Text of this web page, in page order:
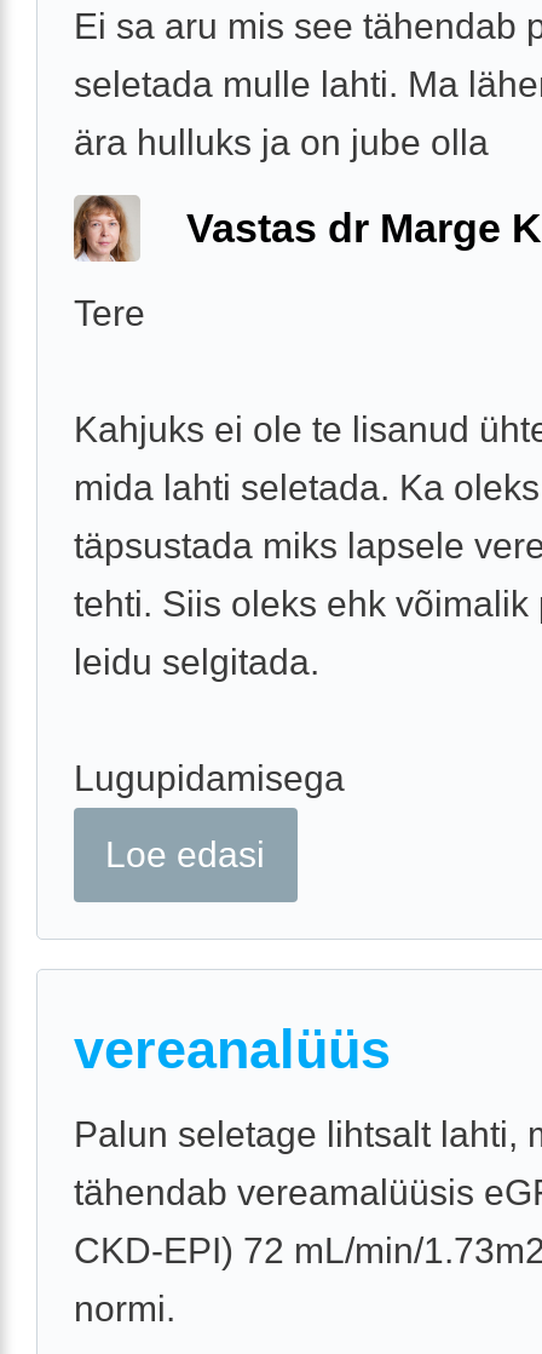
Ei sa aru mis see tähendab
seletada mulle lahti. Ma
ära hulluks ja on jube olla
Vastas dr Marge
Tere
Kahjuks ei ole te lisanud
mida lahti seletada. Ka
täpsustada miks lapsele
tehti. Siis oleks ehk võimalik
leidu selgitada.
Lugupidamisega
Loe edasi
vereanalüüs
Palun seletage lihtsalt lahti,
tähendab vereamalüüsis
CKD-EPI) 72 mL/min/
normi.